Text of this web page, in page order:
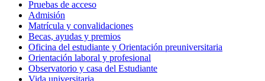
Pruebas de acceso
Admisión
Matrícula y convalidaciones
Becas, ayudas y premios
Oficina del estudiante y Orientación preuniversitaria
Orientación laboral y profesional
Observatorio y casa del Estudiante
Vida universitaria